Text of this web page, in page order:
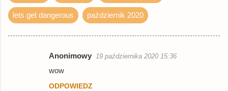
lets get dangerous październik 2020
Anonimowy 19 października 2020 15:36
wow
ODPOWIEDZ